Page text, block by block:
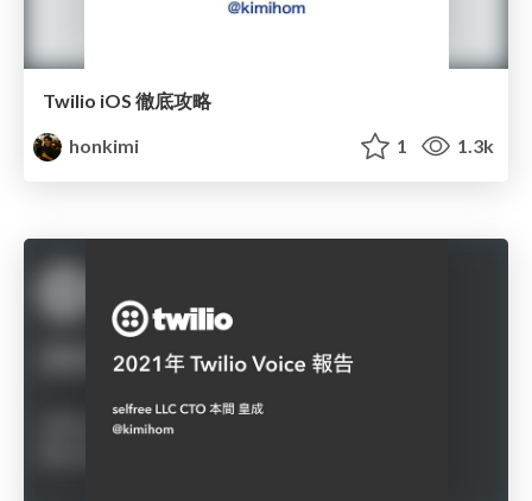
Twilio iOS 徹底攻略
honkimi
1 1.3k